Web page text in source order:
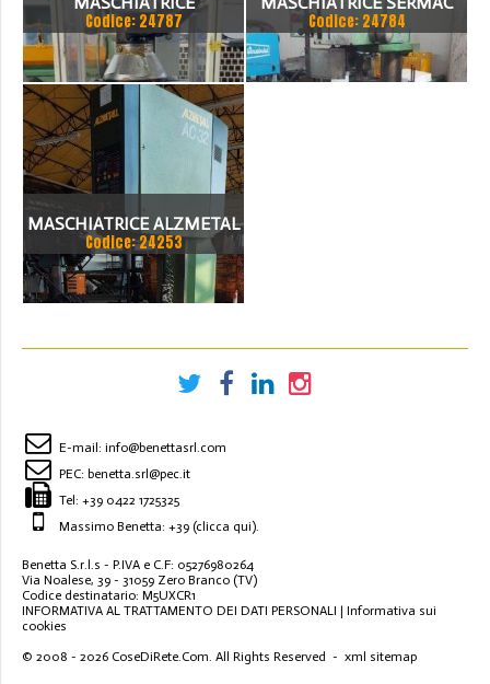
Codice: 24787
MR 16
Codice: 24784
MASCHIATRICE ALZMETAL
Codice: 24253
E-mail: info@benettasrl.com
PEC: benetta.srl@pec.it
Tel: +39 0422 1725325
Massimo Benetta: +39 (clicca qui).
Benetta S.r.l.s - P.IVA e C.F: 05276980264
Via Noalese, 39 - 31059 Zero Branco (TV)
Codice destinatario: M5UXCR1
INFORMATIVA AL TRATTAMENTO DEI DATI PERSONALI | Informativa sui
cookies
© 2008 - 2026 CoseDiRete.Com. All Rights Reserved - xml sitemap